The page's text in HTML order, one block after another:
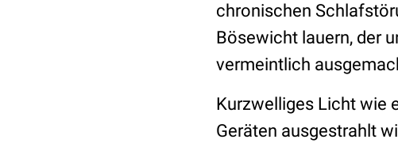
chronischen
Bösewicht lauern, der
vermeintlich
Kurzwelliges Licht wie
Geräten ausgestrahlt